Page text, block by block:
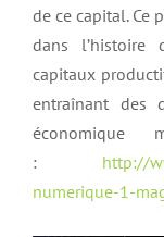
de ce capital. Ce
dans l’histoire
capitaux
entraînant des
économique
: http://
numerique-1-